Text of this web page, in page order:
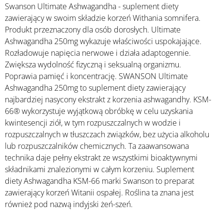
Swanson Ultimate Ashwagandha - suplement diety
zawierający w swoim składzie korzeń Withania somnifera.
Produkt przeznaczony dla osób dorosłych. Ultimate
Ashwagandha 250mg wykazuje właściwości uspokajające.
Rozładowuje napięcia nerwowe i działa adaptogennie.
Zwiększa wydolność fizyczną i seksualną organizmu.
Poprawia pamięć i koncentrację. SWANSON Ultimate
Ashwagandha 250mg to suplement diety zawierający
najbardziej nasycony ekstrakt z korzenia ashwagandhy. KSM-
66® wykorzystuje wyjątkową obróbkę w celu uzyskania
kwintesencji ziół, w tym rozpuszczalnych w wodzie i
rozpuszczalnych w tłuszczach związków, bez użycia alkoholu
lub rozpuszczalników chemicznych. Ta zaawansowana
technika daje pełny ekstrakt ze wszystkimi bioaktywnymi
składnikami znalezionymi w całym korzeniu. Suplement
diety Ashwagandha KSM-66 marki Swanson to preparat
zawierający korzeń Witanii ospałej. Roślina ta znana jest
również pod nazwą indyjski żeń-szeń.